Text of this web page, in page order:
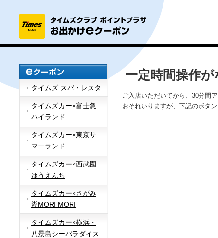
タイムズ スパ・レスタ
タイムズカー×富士急
ハイランド
タイムズカー×東京サ
マーランド
タイムズカー×西武園
ゆうえんち
タイムズカー×さがみ
湖MORI MORI
タイムズカー×横浜・
八景島シーパラダイス
一定時間操作
ご入店いただいてから、30分間
おそれいりますが、下記のボタ